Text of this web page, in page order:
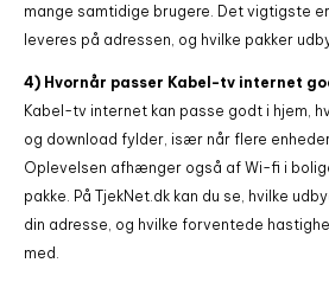
mange samtidige brugere. Det vigtigste
leveres på adressen, og hvilke pakker
4) Hvornår passer Kabel-tv internet
Kabel-tv internet kan passe godt i hjem,
og download fylder, især når flere
Oplevelsen afhænger også af Wi-fi i
pakke. På TjekNet.dk kan du se, hvilke
din adresse, og hvilke forventede
med.